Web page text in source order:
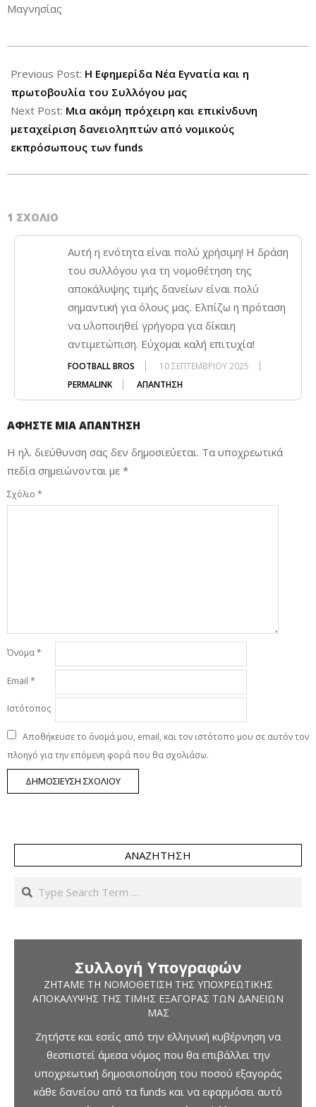
Μαγνησίας
07-
27
Previous Post: Η Εφημερίδα Νέα Εγνατία και η
πρωτοβουλία του Συλλόγου μας
Next Post: Μια ακόμη πρόχειρη και επικίνδυνη
μεταχείριση δανειοληπτών από νομικούς
εκπρόσωπους των funds
1 ΣΧΌΛΙΟ
Αυτή η ενότητα είναι πολύ χρήσιμη! Η δράση
του συλλόγου για τη νομοθέτηση της
αποκάλυψης τιμής δανείων είναι πολύ
σημαντική για όλους μας. Ελπίζω η πρόταση
να υλοποιηθεί γρήγορα για δίκαιη
αντιμετώπιση. Εύχομαι καλή επιτυχία!
FOOTBALL BROS
10 ΣΕΠΤΕΜΒΡΊΟΥ 2025
PERMALINK
ΑΠΆΝΤΗΣΗ
ΑΦΉΣΤΕ ΜΙΑ ΑΠΆΝΤΗΣΗ
Η ηλ. διεύθυνση σας δεν δημοσιεύεται. Τα υποχρεωτικά
πεδία σημειώνονται με *
Σχόλιο *
Όνομα*
Email *
Ιστότοπος
Αποθήκευσε το όνομά μου, email, και τον ιστότοπο μου σε αυτόν τον
πλοηγό για την επόμενη φορά που θα σχολιάσω.
ΑΝΑΖΉΤΗΣΗ
Search
Συλλογή Υπογραφών
ΖΗΤΆΜΕ ΤΗ ΝΟΜΟΘΈΤΙΣΗ ΤΗΣ ΥΠΟΧΡΕΩΤΙΚΉΣ
ΑΠΟΚΆΛΥΨΗΣ ΤΗΣ ΤΙΜΉΣ ΕΞΑΓΟΡΆΣ ΤΩΝ ΔΑΝΕΊΩΝ
ΜΑΣ
Ζητήστε και εσείς από την ελληνική κυβέρνηση να
θεσπιστεί άμεσα νόμος που θα επιβάλλει την
υποχρεωτική δημοσιοποίηση του ποσού εξαγοράς
κάθε δανείου από τα funds και να εφαρμόσει αυτό